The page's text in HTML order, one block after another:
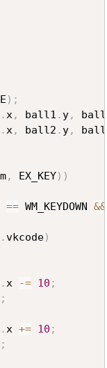
) ;
.x, ball1 . y,
.x, ball2 . y,
m, EX_KEY) )
== WM_KEYDOWN &&
.vkcode)
.x -= 10 ;
;
.x += 10 ;
;